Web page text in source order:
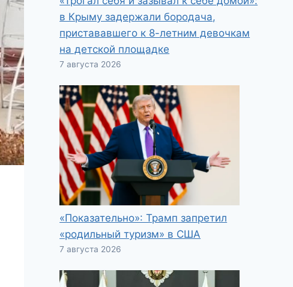
в Крыму задержали бородача,
пристававшего к 8-летним девочкам
на детской площадке
7 августа 2026
«Показательно»: Трамп запретил
«родильный туризм» в США
7 августа 2026